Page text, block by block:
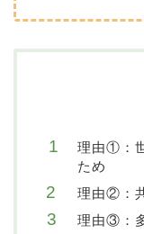
理由①：
ため
理由②：
理由③：